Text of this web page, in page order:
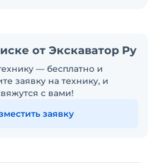
от Экскаватор Ру
— бесплатно и
заявку на технику, и
с вами!
заявку